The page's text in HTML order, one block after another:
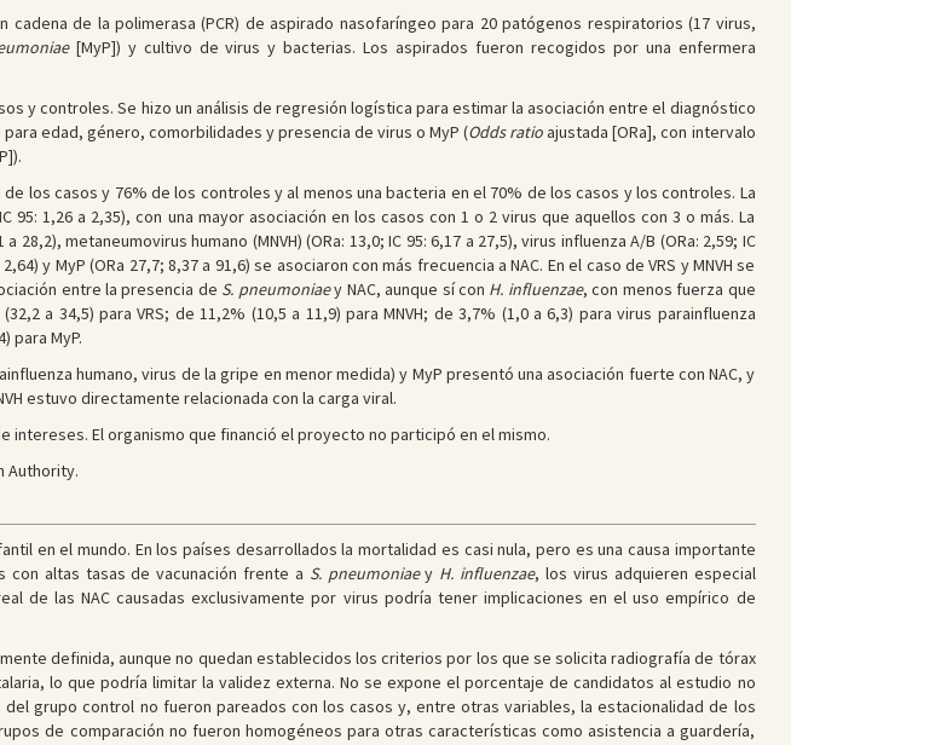
cadena de la polimerasa (PCR) de aspirado nasofaríngeo para 20 patógenos respiratorios (17 virus,
[MyP]) y cultivo de virus y bacterias. Los aspirados fueron recogidos por una enfermera
y controles. Se hizo un análisis de regresión logística para estimar la asociación entre el diagnóstico
edad, género, comorbilidades y presencia de virus o MyP (Odds ratioajustada [ORa], con intervalo
los casos y 76% de los controles y al menos una bacteria en el 70% de los casos y los controles. La
95: 1,26 a 2,35), con una mayor asociación en los casos con 1 o 2 virus que aquellos con 3 o más. La
metaneumovirus humano (MNVH) (ORa: 13,0; IC 95: 6,17 a 27,5), virus influenza A/B (ORa: 2,59; IC
y MyP (ORa 27,7; 8,37 a 91,6) se asociaron con más frecuencia a NAC. En el caso de VRS y MNVH se
entre la presencia de S. pneumoniaey NAC, aunque sí con H. influenzae, con menos fuerza que
a 34,5) para VRS; de 11,2% (10,5 a 11,9) para MNVH; de 3,7% (1,0 a 6,3) para virus parainfluenza
para MyP.
humano, virus de la gripe en menor medida) y MyP presentó una asociación fuerte con NAC, y
estuvo directamente relacionada con la carga viral.
El organismo que financió el proyecto no participó en el mismo.
Authority.
en el mundo. En los países desarrollados la mortalidad es casi nula, pero es una causa importante
con altas tasas de vacunación frente a S. pneumoniaey H. influenzae, los virus adquieren especial
de las NAC causadas exclusivamente por virus podría tener implicaciones en el uso empírico de
definida, aunque no quedan establecidos los criterios por los que se solicita radiografía de tórax
lo que podría limitar la validez externa. No se expone el porcentaje de candidatos al estudio no
grupo control no fueron pareados con los casos y, entre otras variables, la estacionalidad de los
de comparación no fueron homogéneos para otras características como asistencia a guardería,